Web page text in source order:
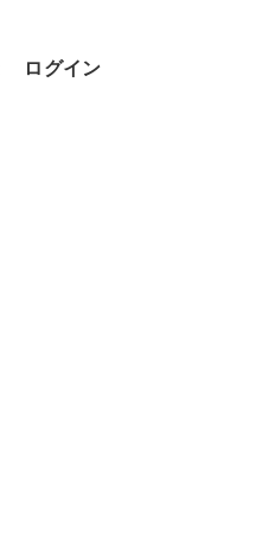
ログイン